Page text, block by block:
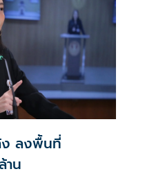
นักงานคณะกรรมการ
รือสำนักงาน ป.ป.ส.
ลงพื้นที่
าน